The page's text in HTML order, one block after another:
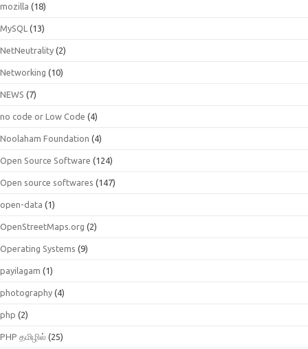
mozilla (18)
MySQL (13)
NetNeutrality (2)
Networking (10)
NEWS (7)
no code or Low Code (4)
Noolaham Foundation (4)
Open Source Software (124)
Open source softwares (147)
open-data (1)
OpenStreetMaps.org (2)
Operating Systems (9)
payilagam (1)
photography (4)
php (2)
PHP தமிழில் (25)